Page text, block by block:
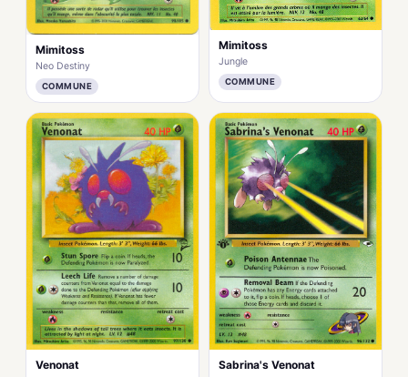
Mimitoss
Neo Destiny
COMMUNE
Mimitoss
Jungle
COMMUNE
Venonat Sabrina's Venonat